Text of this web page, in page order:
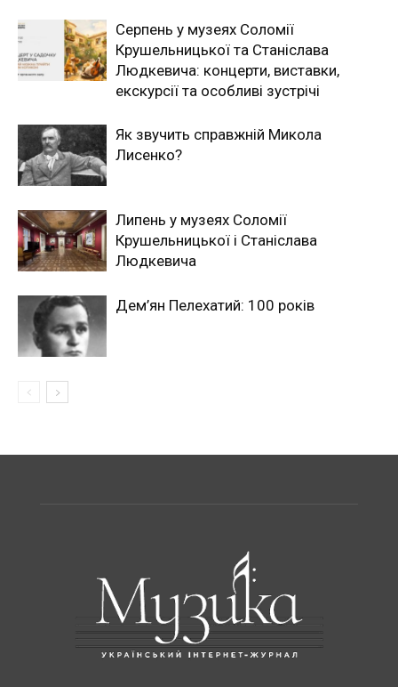
Серпень у музеях Соломії
Крушельницької та Станіслава
Людкевича: концерти, виставки,
екскурсії та особливі зустрічі
Як звучить справжній Микола
Лисенко?
Липень у музеях Соломії
Крушельницької і Станіслава
Людкевича
Дем’ян Пелехатий: 100 років